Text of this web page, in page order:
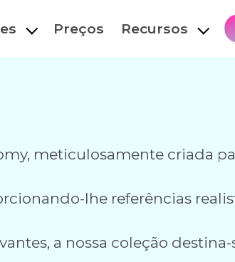
Preços Recursos
meticulosamente criada
lhe referências
a nossa coleção destina-